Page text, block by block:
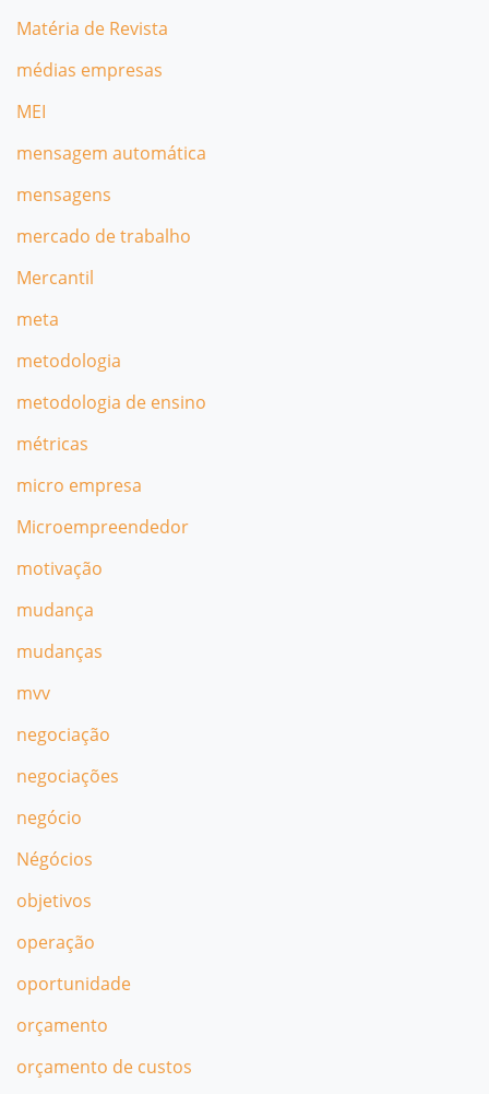
Matéria de Revista
médias empresas
MEI
mensagem automática
mensagens
mercado de trabalho
Mercantil
meta
metodologia
metodologia de ensino
métricas
micro empresa
Microempreendedor
motivação
mudança
mudanças
mvv
negociação
negociações
negócio
Négócios
objetivos
operação
oportunidade
orçamento
orçamento de custos